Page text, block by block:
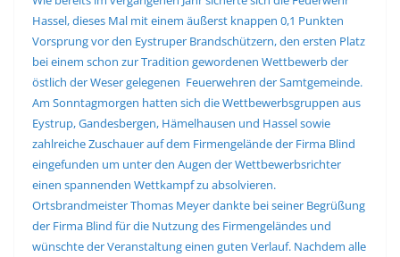
Hassel, dieses Mal mit einem äußerst knappen 0,1 Punkten
Vorsprung vor den Eystruper Brandschützern, den ersten Platz
bei einem schon zur Tradition gewordenen Wettbewerb der
östlich der Weser gelegenen Feuerwehren der Samtgemeinde.
Am Sonntagmorgen hatten sich die Wettbewerbsgruppen aus
Eystrup, Gandesbergen, Hämelhausen und Hassel sowie
zahlreiche Zuschauer auf dem Firmengelände der Firma Blind
eingefunden um unter den Augen der Wettbewerbsrichter
einen spannenden Wettkampf zu absolvieren.
Ortsbrandmeister Thomas Meyer dankte bei seiner Begrüßung
der Firma Blind für die Nutzung des Firmengeländes und
wünschte der Veranstaltung einen guten Verlauf. Nachdem alle